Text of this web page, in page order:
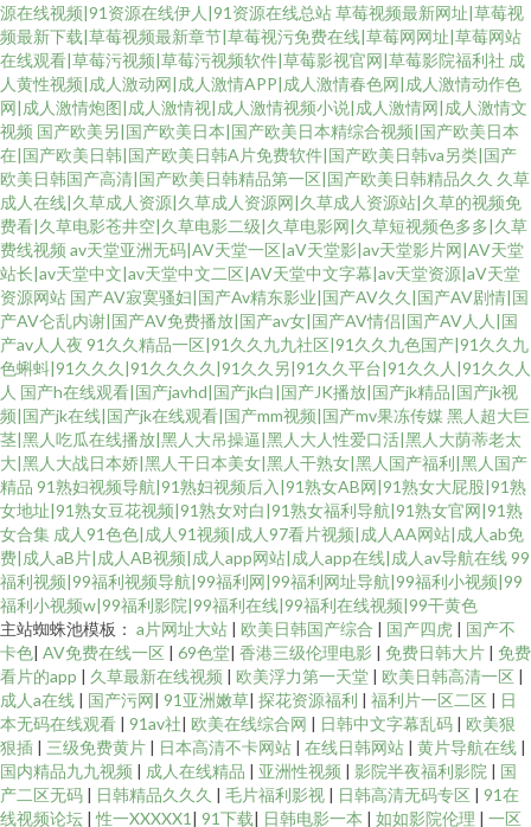
源在线视频|91资源在线伊人|91资源在线总站草莓视频最新网址|草莓视
频最新下载|草莓视频最新章节|草莓视污免费在线|草莓网网址|草莓网站
在线观看|草莓污视频|草莓污视频软件|草莓影视官网|草莓影院福利社 成
人黄性视频|成人激动网|成人激情APP|成人激情春色网|成人激情动作色
网|成人激情炮图|成人激情视|成人激情视频小说|成人激情网|成人激情文
视频 国产欧美另|国产欧美日本|国产欧美日本精综合视频|国产欧美日本
在|国产欧美日韩|国产欧美日韩A片免费软件|国产欧美日韩va另类|国产
欧美日韩国产高清|国产欧美日韩精品第一区|国产欧美日韩精品久久 久草
成人在线|久草成人资源|久草成人资源网|久草成人资源站|久草的视频免
费看|久草电影苍井空|久草电影二级|久草电影网|久草短视频色多多|久草
费线视频 av天堂亚洲无码|AV天堂一区|aV天堂影|av天堂影片网|AV天堂
站长|av天堂中文|av天堂中文二区|AV天堂中文字幕|av天堂资源|aV天堂
资源网站 国产AV寂寞骚妇|国产Av精东影业|国产AV久久|国产AV剧情|国
产AV仑乱内谢|国产AV免费播放|国产av女|国产AV情侣|国产AV人人|国
产av人人夜 91久久精品一区|91久久九九社区|91久久九色国产|91久久九
色蝌蚪|91久久久|91久久久久|91久久另|91久久平台|91久久人|91久久人
人 国产h在线观看|国产javhd|国产jk白|国产JK播放|国产jk精品|国产jk视
频|国产jk在线|国产jk在线观看|国产mm视频|国产mv果冻传媒 黑人超大巨
茎|黑人吃瓜在线播放|黑人大吊操逼|黑人大人性爱口活|黑人大荫蒂老太
大|黑人大战日本娇|黑人干日本美女|黑人干熟女|黑人国产福利|黑人国产
精品 91熟妇视频导航|91熟妇视频后入|91熟女AB网|91熟女大屁股|91熟
女地址|91熟女豆花视频|91熟女对白|91熟女福利导航|91熟女官网|91熟
女合集 成人91色色|成人91视频|成人97看片视频|成人AA网站|成人ab免
费|成人aB片|成人AB视频|成人app网站|成人app在线|成人av导航在线99
福利视频|99福利视频导航|99福利网|99福利网址导航|99福利小视频|99
福利小视频w|99福利影院|99福利在线|99福利在线视频|99干黄色
主站蜘蛛池模板： a片网址大站 | 欧美日韩国产综合 | 国产四虎 | 国产不
卡色| AV免费在线一区 | 69色堂| 香港三级伦理电影 | 免费日韩大片 | 免费
看片的app | 久草最新在线视频 | 欧美浮力第一天堂 | 欧美日韩高清一区 |
成人a在线 | 国产污网| 91亚洲嫩草| 探花资源福利 | 福利片一区二区 | 日
本无码在线观看 | 91av社| 欧美在线综合网 | 日韩中文字幕乱码 | 欧美狠
狠插 | 三级免费黄片 | 日本高清不卡网站 | 在线日韩网站 | 黄片导航在线 |
国内精品九九视频 | 成人在线精品 | 亚洲性视频 | 影院半夜福利影院 | 国
产二区无码 | 日韩精品久久久 | 毛片福利影视 | 日韩高清无码专区 | 91在
线视频论坛 |性一XXXXX1 | 91下载| 日韩电影一本 | 如如影院伦理 | 一区